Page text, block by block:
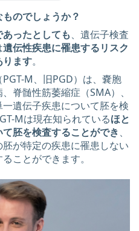
のでしょうか？
ったとしても、遺伝子検査
遺伝性疾患に罹患するリスク
ります。
M、旧PGD）は、嚢胞
脊髄性筋萎縮症（SMA）、
遺伝子疾患について胚を検
Mは現在知られているほと
胚を検査することができ、
が特定の疾患に罹患しない
ことができます。